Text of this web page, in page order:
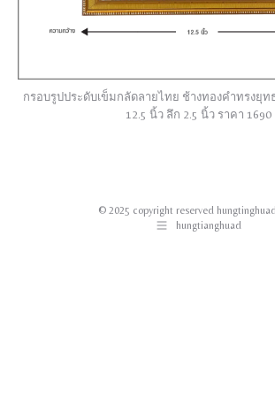
กรอบรูปประดับเข็มกลัดลายไทย ช้างทองคำทรงยุท
12.5 นิ้ว ลึก 2.5 นิ้ว ราคา 1690
© 2025 copyright reserved
hungtianghuad